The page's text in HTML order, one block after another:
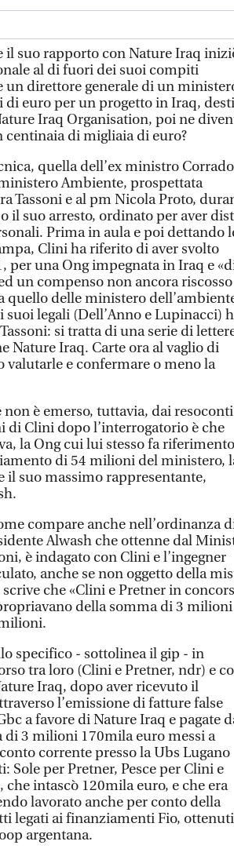
il suo rapporto con Nature Iraq
al di fuori dei suoi compiti
direttore generale di un
euro per un progetto in Iraq,
Iraq Organisation, poi ne
centinaia di migliaia di euro?
quella dell’ex ministro Corrado
Ambiente, prospettata
Tassoni e al pm Nicola Proto,
il suo arresto, ordinato per aver
Prima in aula e poi dettando
Clini ha riferito di aver svolto
per una Ong impegnata in Iraq e
un compenso non ancora riscosso
quello delle ministero
legali (Dell’Anno e Lupinacci)
si tratta di una serie di
Nature Iraq. Carte ora al vaglio di
valutarle e confermare o meno la
non è emerso, tuttavia, dai
Clini dopo l’interrogatorio è che
la Ong cui lui stesso fa
di 54 milioni del ministero,
il suo massimo rappresentante,
compare anche nell’ordinanza
Alwash che ottenne dal
è indagato con Clini e l’ingegner
anche se non oggetto della
scrive che «Clini e Pretner in
della somma di 3 milioni
specifico - sottolinea il gip - in
tra loro (Clini e Pretner, ndr) e
Iraq, dopo aver ricevuto il
l’emissione di fatture false
a favore di Nature Iraq e pagate
di 3 milioni 170mila euro messi a
corrente presso la Ubs Lugano
Sole per Pretner, Pesce per Clini e
intascò 120mila euro, e che era
lavorato anche per conto della
legati ai finanziamenti Fio,
argentana.